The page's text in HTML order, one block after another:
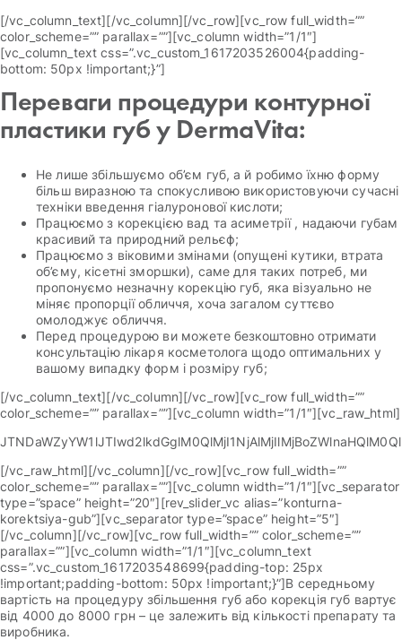
[/vc_column_text][/vc_column][/vc_row][vc_row full_width=””
color_scheme=”” parallax=””][vc_column width=”1/1″]
[vc_column_text css=”.vc_custom_1617203526004{padding-
bottom: 50px !important;}”]
Переваги процедури контурної
пластики губ у DermaVita:
Не лише збільшуємо об’єм губ, а й робимо їхню форму
більш виразною та спокусливою використовуючи сучасні
техніки введення гіалуронової кислоти;
Працюємо з корекцією вад та асиметрії , надаючи губам
красивий та природний рельєф;
Працюємо з віковими змінами (опущені кутики, втрата
об’єму, кісетні зморшки), саме для таких потреб, ми
пропонуємо незначну корекцію губ, яка візуально не
міняє пропорції обличчя, хоча загалом суттєво
омолоджує обличчя.
Перед процедурою ви можете безкоштовно отримати
консультацію лікаря косметолога щодо оптимальних у
вашому випадку форм і розміру губ;
[/vc_column_text][/vc_column][/vc_row][vc_row full_width=””
color_scheme=”” parallax=””][vc_column width=”1/1″][vc_raw_html]
[/vc_raw_html][/vc_column][/vc_row][vc_row full_width=””
color_scheme=”” parallax=””][vc_column width=”1/1″][vc_separator
type=”space” height=”20″][rev_slider_vc alias=”konturna-
korektsiya-gub”][vc_separator type=”space” height=”5″]
[/vc_column][/vc_row][vc_row full_width=”” color_scheme=””
parallax=””][vc_column width=”1/1″][vc_column_text
css=”.vc_custom_1617203548699{padding-top: 25px
!important;padding-bottom: 50px !important;}”]В середньому
вартість на процедуру збільшення губ або корекція губ вартує
від 4000 до 8000 грн – це залежить від кількості препарату та
виробника.